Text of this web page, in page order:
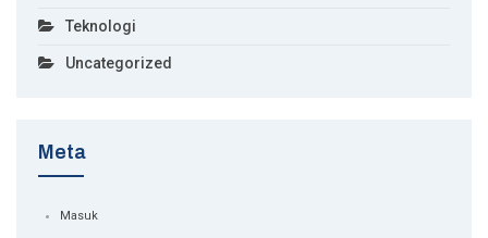
Teknologi
Uncategorized
Meta
Masuk